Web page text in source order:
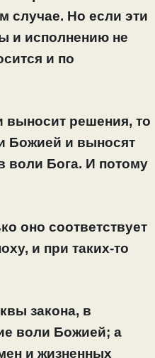
случае. Но если эти
и исполнению не
и по
выносит решения, то
Божией и выносят
воли Бога. И потому
оно соответствует
и при таких-то
закона, в
воли Божией; а
и жизненных